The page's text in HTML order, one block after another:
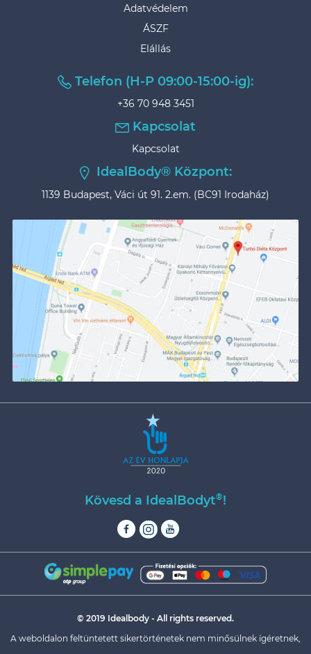
Adatvédelem
ÁSZF
Elállás
Telefon (H-P 09:00-15:00-ig):
+36 70 948 3451
Kapcsolat
Kapcsolat
IdealBody® Központ:
1139 Budapest, Váci út 91. 2.em. (BC91 Irodaház)
Kövesd a IdealBodyt®!
© 2019 Idealbody - All rights reserved.
A weboldalon feltüntetett sikertörténetek nem minősülnek ígéretnek,